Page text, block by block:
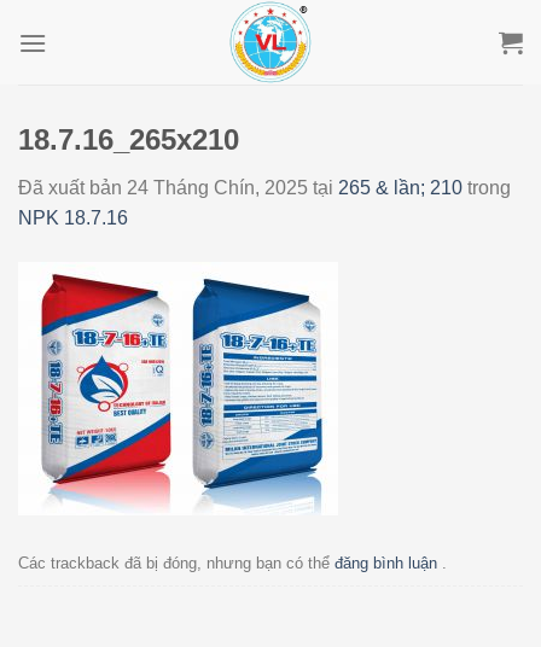
18.7.16_265x210
Đã xuất bản 24 Tháng Chín, 2025 tại 265 & lần; 210 trong
NPK 18.7.16
Các trackback đã bị đóng, nhưng bạn có thể đăng bình luận .